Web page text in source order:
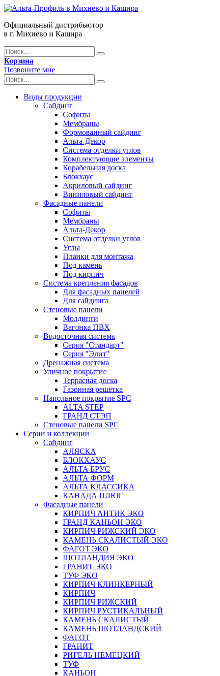
Официальный дистрибьютор
в г. Михнево и Кашира
Корзина
Позвоните мне
Виды продукции
Сайдинг
Софиты
Мембраны
Формованный сайдинг
Альта-Декор
Система отделки углов
Комплектующие элементы
Корабельная доска
Блокхаус
Акриловый сайдинг
Виниловый сайдинг
Фасадные панели
Софиты
Мембраны
Альта-Декор
Система отделки углов
Углы
Планки для монтажа
Под камень
Под кирпич
Система крепления фасадов
Для фасадных панелей
Для сайдинга
Стеновые панели
Молдинги
Вагонка ПВХ
Водосточная система
Серия "Стандарт"
Серия "Элит"
Дренажная система
Уличное покрытие
Террасная доска
Газонная решётка
Напольное покрытие SPC
ALTA STEP
ГРАНД СТЭП
Стеновые панели SPC
Серии и коллекции
Сайдинг
АЛЯСКА
БЛОКХАУС
АЛЬТА БРУС
АЛЬТА ФОРМ
АЛЬТА КЛАССИКА
КАНАДА ПЛЮС
Фасадные панели
КИРПИЧ АНТИК ЭКО
ГРАНД КАНЬОН ЭКО
КИРПИЧ РИЖСКИЙ ЭКО
КАМЕНЬ СКАЛИСТЫЙ ЭКО
ФАГОТ ЭКО
ШОТЛАНДИЯ ЭКО
ГРАНИТ ЭКО
ТУФ ЭКО
КИРПИЧ КЛИНКЕРНЫЙ
КИРПИЧ
КИРПИЧ РИЖСКИЙ
КИРПИЧ РУСТИКАЛЬНЫЙ
КАМЕНЬ СКАЛИСТЫЙ
КАМЕНЬ ШОТЛАНДСКИЙ
ФАГОТ
ГРАНИТ
РИГЕЛЬ НЕМЕЦКИЙ
ТУФ
КАНЬОН